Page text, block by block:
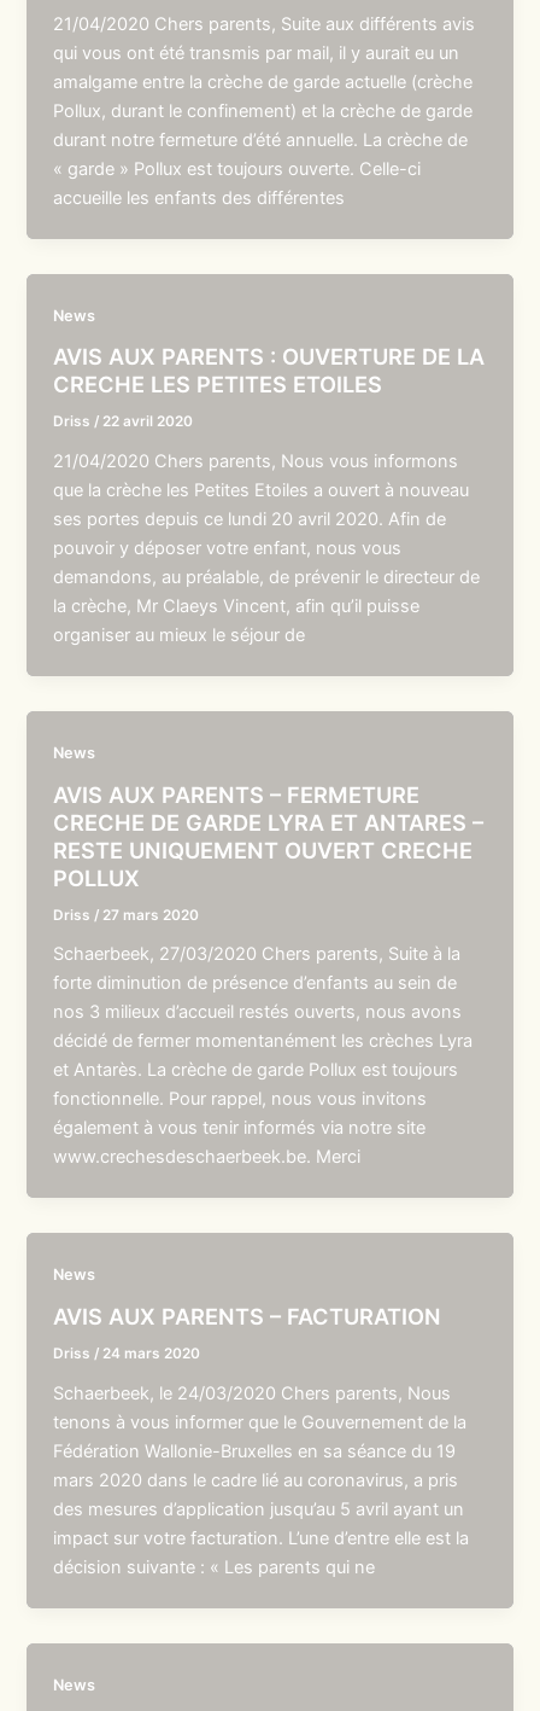
21/04/2020 Chers parents, Suite aux différents avis
qui vous ont été transmis par mail, il y aurait eu un
amalgame entre la crèche de garde actuelle (crèche
Pollux, durant le confinement) et la crèche de garde
durant notre fermeture d’été annuelle. La crèche de
« garde » Pollux est toujours ouverte. Celle-ci
accueille les enfants des différentes
News
AVIS AUX PARENTS : OUVERTURE DE LA
CRECHE LES PETITES ETOILES
Driss / 22 avril 2020
21/04/2020 Chers parents, Nous vous informons
que la crèche les Petites Etoiles a ouvert à nouveau
ses portes depuis ce lundi 20 avril 2020. Afin de
pouvoir y déposer votre enfant, nous vous
demandons, au préalable, de prévenir le directeur de
la crèche, Mr Claeys Vincent, afin qu’il puisse
organiser au mieux le séjour de
News
AVIS AUX PARENTS – FERMETURE
CRECHE DE GARDE LYRA ET ANTARES –
RESTE UNIQUEMENT OUVERT CRECHE
POLLUX
Driss / 27 mars 2020
Schaerbeek, 27/03/2020 Chers parents, Suite à la
forte diminution de présence d’enfants au sein de
nos 3 milieux d’accueil restés ouverts, nous avons
décidé de fermer momentanément les crèches Lyra
et Antarès. La crèche de garde Pollux est toujours
fonctionnelle. Pour rappel, nous vous invitons
également à vous tenir informés via notre site
www.crechesdeschaerbeek.be. Merci
News
AVIS AUX PARENTS – FACTURATION
Driss / 24 mars 2020
Schaerbeek, le 24/03/2020 Chers parents, Nous
tenons à vous informer que le Gouvernement de la
Fédération Wallonie-Bruxelles en sa séance du 19
mars 2020 dans le cadre lié au coronavirus, a pris
des mesures d’application jusqu’au 5 avril ayant un
impact sur votre facturation. L’une d’entre elle est la
décision suivante : « Les parents qui ne
News